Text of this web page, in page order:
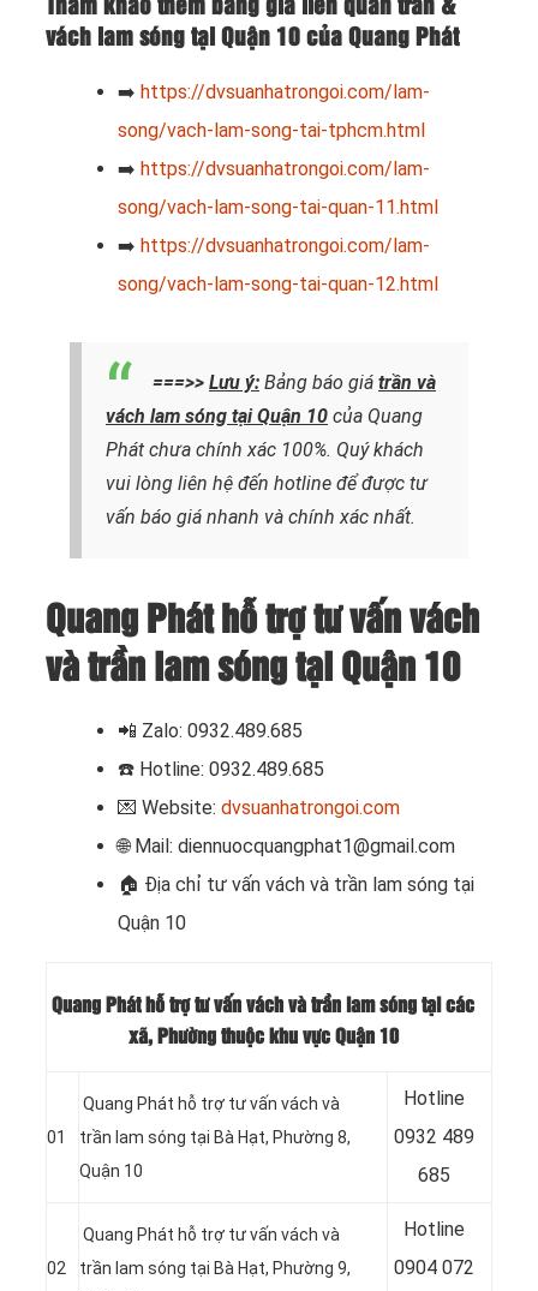
Tham khảo thêm bảng giá liên quan trần &
vách lam sóng tại Quận 10 của Quang Phát
➡️ https://dvsuanhatrongoi.com/lam-
song/vach-lam-song-tai-tphcm.html
➡️ https://dvsuanhatrongoi.com/lam-
song/vach-lam-song-tai-quan-11.html
➡️ https://dvsuanhatrongoi.com/lam-
song/vach-lam-song-tai-quan-12.html
===>> Lưu ý: Bảng báo giá trần và
vách lam sóng tại Quận 10 của Quang
Phát chưa chính xác 100%. Quý khách
vui lòng liên hệ đến hotline để được tư
vấn báo giá nhanh và chính xác nhất.
Quang Phát hỗ trợ tư vấn vách
và trần lam sóng tại Quận 10
📲 Zalo: 0932.489.685
☎️ Hotline: 0932.489.685
💌 Website: dvsuanhatrongoi.com
🌐 Mail: diennuocquangphat1@gmail.com
🏠 Địa chỉ tư vấn vách và trần lam sóng tại
Quận 10
Quang Phát hỗ trợ tư vấn vách và trần lam sóng tại các
xã, Phường thuộc khu vực Quận 10
01
Quang Phát hỗ trợ tư vấn vách và
trần lam sóng tại Bà Hạt, Phường 8,
Quận 10
Hotline
0932 489
685
02
Quang Phát hỗ trợ tư vấn vách và
trần lam sóng tại Bà Hạt, Phường 9,
Hotline
0904 072